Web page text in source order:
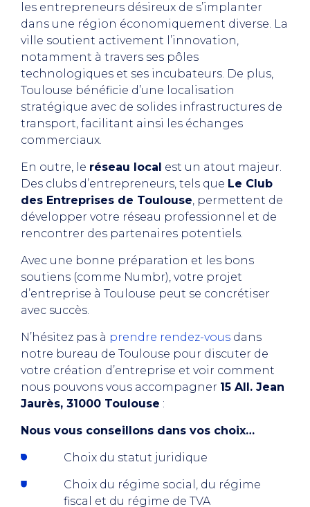
les entrepreneurs désireux de s’implanter
dans une région économiquement diverse. La
ville soutient activement l’innovation,
notamment à travers ses pôles
technologiques et ses incubateurs. De plus,
Toulouse bénéficie d’une localisation
stratégique avec de solides infrastructures de
transport, facilitant ainsi les échanges
commerciaux.
En outre, le réseau local est un atout majeur.
Des clubs d’entrepreneurs, tels que Le Club
des Entreprises de Toulouse, permettent de
développer votre réseau professionnel et de
rencontrer des partenaires potentiels.
Avec une bonne préparation et les bons
soutiens (comme Numbr), votre projet
d’entreprise à Toulouse peut se concrétiser
avec succès.
N’hésitez pas à prendre rendez-vous dans
notre bureau de Toulouse pour discuter de
votre création d’entreprise et voir comment
nous pouvons vous accompagner 15 All. Jean
Jaurès, 31000 Toulouse :
Nous vous conseillons dans vos choix…
Choix du statut juridique
Choix du régime social, du régime
fiscal et du régime de TVA